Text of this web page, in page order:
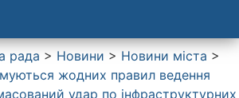
рада > Новини > Новини міста >
жодних правил ведення
удар по інфраструктурних